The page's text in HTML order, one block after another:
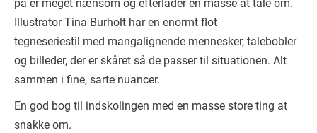
på er meget nænsom og efterlader en masse at tale om.
Illustrator Tina Burholt har en enormt flot
tegneseriestil med mangalignende mennesker, talebobler
og billeder, der er skåret så de passer til situationen. Alt
sammen i fine, sarte nuancer.
En god bog til indskolingen med en masse store ting at
snakke om.